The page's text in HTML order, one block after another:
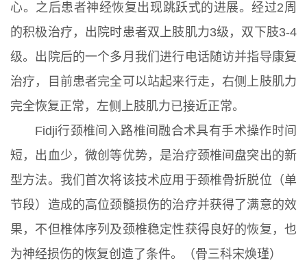
心。之后患者神经恢复出现跳跃式的进展。经过2周
的积极治疗，出院时患者双上肢肌力3级，双下肢3-4
级。出院后的一个多月我们进行电话随访并指导康复
治疗，目前患者完全可以站起来行走，右侧上肢肌力
完全恢复正常，左侧上肢肌力已接近正常。
Fidji行颈椎间入路椎间融合术具有手术操作时间
短，出血少，微创等优势，是治疗颈椎间盘突出的新
型方法。我们首次将该技术应用于颈椎骨折脱位（单
节段）造成的高位颈髓损伤的治疗并获得了满意的效
果，不但椎体序列及颈椎稳定性获得良好的恢复，也
为神经损伤的恢复创造了条件。（骨三科宋焕瑾）